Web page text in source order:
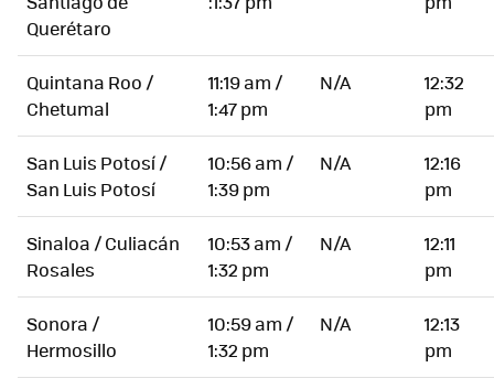
Querétaro
Quintana Roo /
Chetumal
11:19 am /
1:47 pm
N/A
12:32
pm
San Luis Potosí /
San Luis Potosí
10:56 am /
1:39 pm
N/A
12:16
pm
Sinaloa / Culiacán
Rosales
10:53 am /
1:32 pm
N/A
12:11
pm
Sonora /
Hermosillo
10:59 am /
1:32 pm
N/A
12:13
pm